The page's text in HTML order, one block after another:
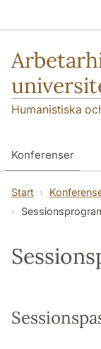
Humanistiska
Konferenser
Forskningsnoden
Samverkan och
Start